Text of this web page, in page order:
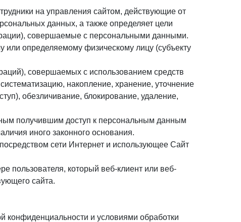
на управления сайтом, действующие от
данных, а также определяет цели
совершаемые с персональными данными.
определяемому физическому лицу (субъекту
совершаемых с использованием средств
накопление, хранение, уточнение
обезличивание, блокирование, удаление,
получившим доступ к персональным данным
иного законного основания.
сети Интернет и использующее Сайт
пользователя, который веб-клиент или веб-
сайта.
конфиденциальности и условиями обработки